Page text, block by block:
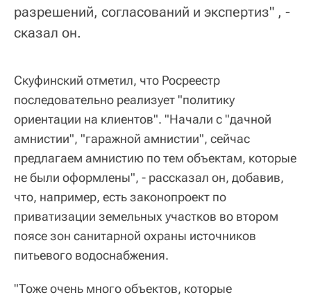
разрешений, согласований и экспертиз" , -
сказал он.
Скуфинский отметил, что Росреестр
последовательно реализует "политику
ориентации на клиентов". "Начали с "дачной
амнистии", "гаражной амнистии", сейчас
предлагаем амнистию по тем объектам, которые
не были оформлены", - рассказал он, добавив,
что, например, есть законопроект по
приватизации земельных участков во втором
поясе зон санитарной охраны источников
питьевого водоснабжения.
"Тоже очень много объектов, которые